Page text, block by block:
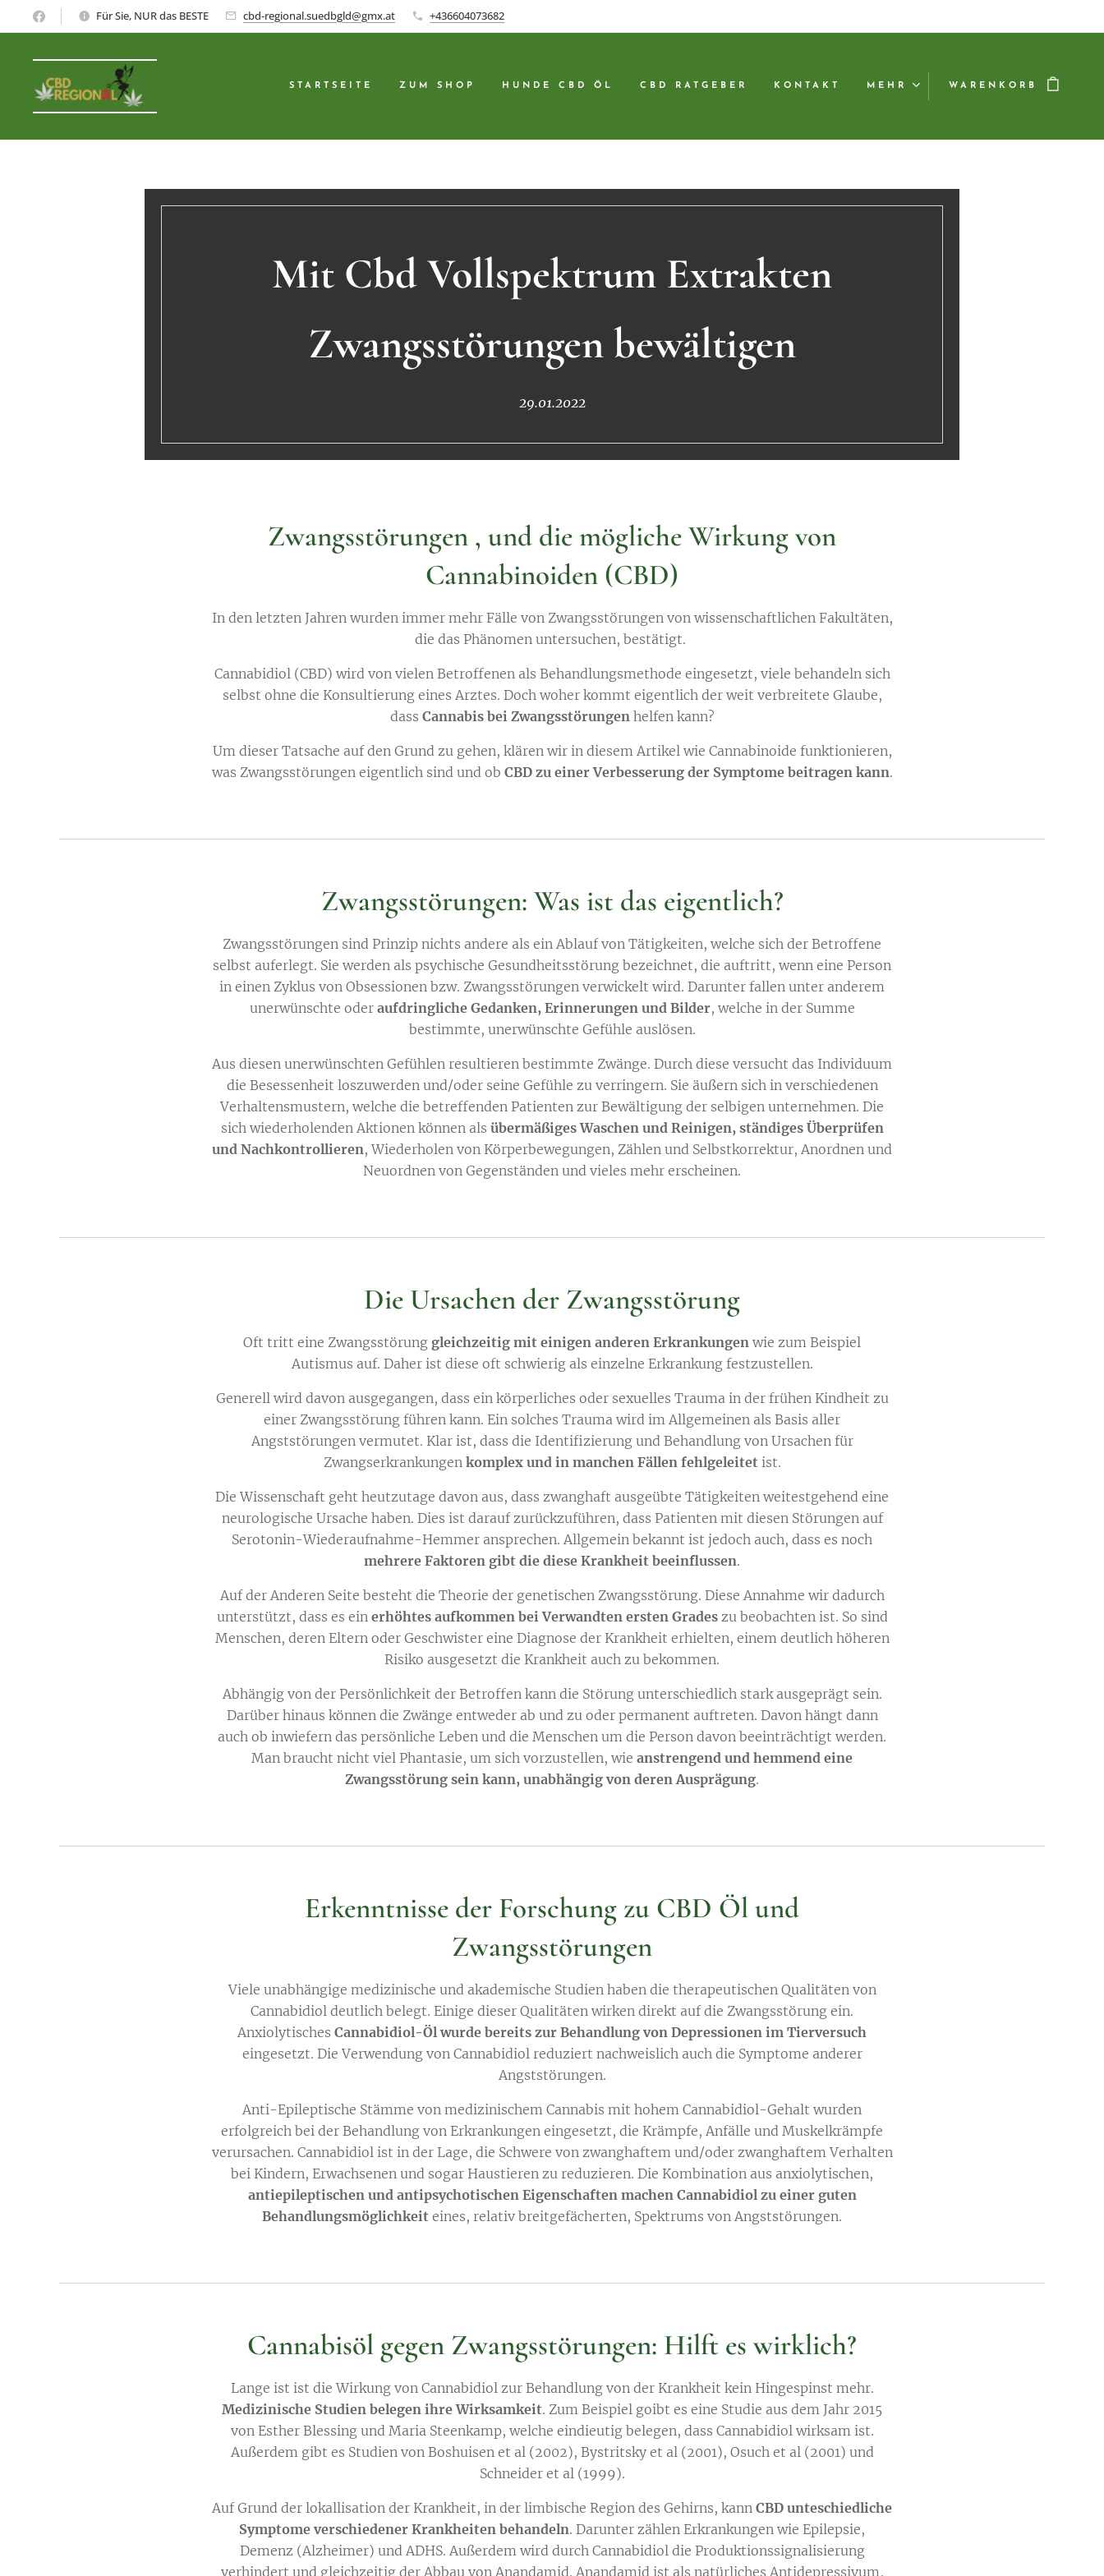
Für Sie, NUR das BESTE cbd-regional.suedbgld@gmx.at +436604073682
STARTSEITE ZUM SHOP HUNDE CBD ÖL CBD RATGEBER KONTAKT MEHR WARENKORB
Mit Cbd Vollspektrum Extrakten
Zwangsstörungen bewältigen
29.01.2022
Zwangsstörungen , und die mögliche Wirkung von
Cannabinoiden (CBD)
In den letzten Jahren wurden immer mehr Fälle von Zwangsstörungen von wissenschaftlichen Fakultäten,
die das Phänomen untersuchen, bestätigt.
Cannabidiol (CBD) wird von vielen Betroffenen als Behandlungsmethode eingesetzt, viele behandeln sich
selbst ohne die Konsultierung eines Arztes. Doch woher kommt eigentlich der weit verbreitete Glaube,
dass Cannabis bei Zwangsstörungenhelfen kann?
Um dieser Tatsache auf den Grund zu gehen, klären wir in diesem Artikel wie Cannabinoide funktionieren,
was Zwangsstörungen eigentlich sind und ob CBD zu einer Verbesserung der Symptome beitragen kann.
Zwangsstörungen: Was ist das eigentlich?
Zwangsstörungen sind Prinzip nichts andere als ein Ablauf von Tätigkeiten, welche sich der Betroffene
selbst auferlegt. Sie werden als psychische Gesundheitsstörung bezeichnet, die auftritt, wenn eine Person
in einen Zyklus von Obsessionen bzw. Zwangsstörungen verwickelt wird. Darunter fallen unter anderem
unerwünschte oder aufdringliche Gedanken, Erinnerungen und Bilder, welche in der Summe
bestimmte, unerwünschte Gefühle auslösen.
Aus diesen unerwünschten Gefühlen resultieren bestimmte Zwänge. Durch diese versucht das Individuum
die Besessenheit loszuwerden und/oder seine Gefühle zu verringern. Sie äußern sich in verschiedenen
Verhaltensmustern, welche die betreffenden Patienten zur Bewältigung der selbigen unternehmen. Die
sich wiederholenden Aktionen können als übermäßiges Waschen und Reinigen, ständiges Überprüfen
und Nachkontrollieren, Wiederholen von Körperbewegungen, Zählen und Selbstkorrektur, Anordnen und
Neuordnen von Gegenständen und vieles mehr erscheinen.
Die Ursachen der Zwangsstörung
Oft tritt eine Zwangsstörung gleichzeitig mit einigen anderen Erkrankungen wie zum Beispiel
Autismus auf. Daher ist diese oft schwierig als einzelne Erkrankung festzustellen.
Generell wird davon ausgegangen, dass ein körperliches oder sexuelles Trauma in der frühen Kindheit zu
einer Zwangsstörung führen kann. Ein solches Trauma wird im Allgemeinen als Basis aller
Angststörungen vermutet. Klar ist, dass die Identifizierung und Behandlung von Ursachen für
Zwangserkrankungenkomplex und in manchen Fällen fehlgeleitetist.
Die Wissenschaft geht heutzutage davon aus, dass zwanghaft ausgeübte Tätigkeiten weitestgehend eine
neurologische Ursache haben. Dies ist darauf zurückzuführen, dass Patienten mit diesen Störungen auf
Serotonin-Wiederaufnahme-Hemmer ansprechen. Allgemein bekannt ist jedoch auch, dass es noch
mehrere Faktoren gibt die diese Krankheit beeinflussen.
Auf der Anderen Seite besteht die Theorie der genetischen Zwangsstörung. Diese Annahme wir dadurch
unterstützt, dass es ein erhöhtes aufkommen bei Verwandten ersten Gradeszu beobachten ist. So sind
Menschen, deren Eltern oder Geschwister eine Diagnose der Krankheit erhielten, einem deutlich höheren
Risiko ausgesetzt die Krankheit auch zu bekommen.
Abhängig von der Persönlichkeit der Betroffen kann die Störung unterschiedlich stark ausgeprägt sein.
Darüber hinaus können die Zwänge entweder ab und zu oder permanent auftreten. Davon hängt dann
auch ob inwiefern das persönliche Leben und die Menschen um die Person davon beeinträchtigt werden.
Man braucht nicht viel Phantasie, um sich vorzustellen, wie anstrengend und hemmend eine
Zwangsstörung sein kann, unabhängig von deren Ausprägung.
Erkenntnisse der Forschung zu CBD Öl und
Zwangsstörungen
Viele unabhängige medizinische und akademische Studien haben die therapeutischen Qualitäten von
Cannabidiol deutlich belegt. Einige dieser Qualitäten wirken direkt auf die Zwangsstörung ein.
Anxiolytisches Cannabidiol-Öl wurde bereits zur Behandlung von Depressionen im Tierversuch
eingesetzt. Die Verwendung von Cannabidiol reduziert nachweislich auch die Symptome anderer
Angststörungen.
Anti-Epileptische Stämme von medizinischem Cannabis mit hohem Cannabidiol-Gehalt wurden
erfolgreich bei der Behandlung von Erkrankungen eingesetzt, die Krämpfe, Anfälle und Muskelkrämpfe
verursachen. Cannabidiol ist in der Lage, die Schwere von zwanghaftem und/oder zwanghaftem Verhalten
bei Kindern, Erwachsenen und sogar Haustieren zu reduzieren. Die Kombination aus anxiolytischen,
antiepileptischen und antipsychotischen Eigenschaften machen Cannabidiol zu einer guten
Behandlungsmöglichkeit eines, relativ breitgefächerten, Spektrums von Angststörungen.
Cannabisöl gegen Zwangsstörungen: Hilft es wirklich?
Lange ist ist die Wirkung von Cannabidiol zur Behandlung von der Krankheit kein Hingespinst mehr.
Medizinische Studien belegen ihre Wirksamkeit. Zum Beispiel goibt es eine Studie aus dem Jahr 2015
von Esther Blessing und Maria Steenkamp, welche eindieutig belegen, dass Cannabidiol wirksam ist.
Außerdem gibt es Studien von Boshuisen et al (2002), Bystritsky et al (2001), Osuch et al (2001) und
Schneider et al (1999).
Auf Grund der lokallisation der Krankheit, in der limbische Region des Gehirns, kann CBD unteschiedliche
Symptome verschiedener Krankheiten behandeln. Darunter zählen Erkrankungen wie Epilepsie,
Demenz (Alzheimer) und ADHS. Außerdem wird durch Cannabidiol die Produktionssignalisierung
verhindert und gleichzeitig der Abbau von Anandamid. Anandamid ist als natürliches Antidepressivum,